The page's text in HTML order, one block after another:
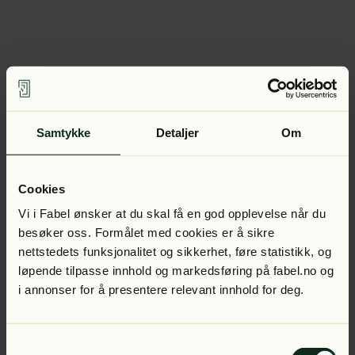
Samtykke Detaljer Om
Cookies
Vi i Fabel ønsker at du skal få en god opplevelse når du
besøker oss. Formålet med cookies er å sikre
nettstedets funksjonalitet og sikkerhet, føre statistikk, og
løpende tilpasse innhold og markedsføring på fabel.no og
i annonser for å presentere relevant innhold for deg.